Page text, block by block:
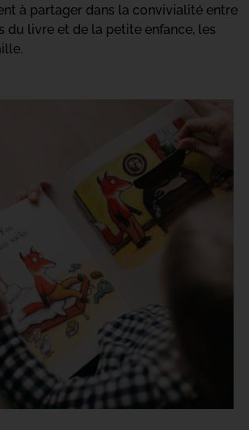
à partager dans la convivialité entre
du livre et de la petite enfance, les